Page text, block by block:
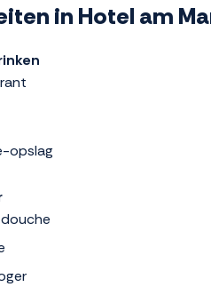
in Hotel am
opslag